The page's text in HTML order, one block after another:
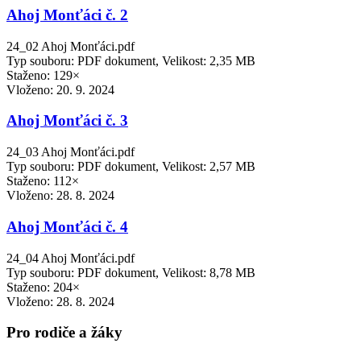
Ahoj Monťáci č. 2
24_02 Ahoj Monťáci.pdf
Typ souboru: PDF dokument, Velikost: 2,35 MB
Staženo: 129×
Vloženo: 20. 9. 2024
Ahoj Monťáci č. 3
24_03 Ahoj Monťáci.pdf
Typ souboru: PDF dokument, Velikost: 2,57 MB
Staženo: 112×
Vloženo: 28. 8. 2024
Ahoj Monťáci č. 4
24_04 Ahoj Monťáci.pdf
Typ souboru: PDF dokument, Velikost: 8,78 MB
Staženo: 204×
Vloženo: 28. 8. 2024
Pro rodiče a žáky